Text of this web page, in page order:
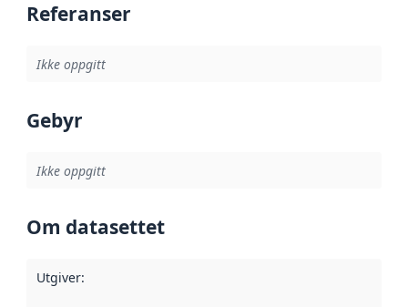
Referanser
Ikke oppgitt
Gebyr
Ikke oppgitt
Om datasettet
Utgiver: